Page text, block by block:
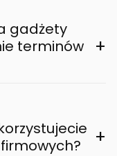
gadżety
terminów
+
+